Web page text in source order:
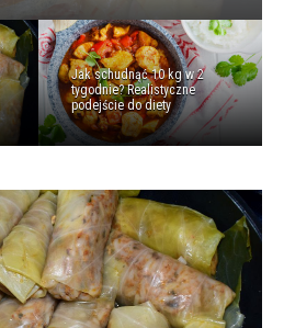
Jak schudnąć 10 kg w 2
tygodnie? Realistyczne
podejście do diety